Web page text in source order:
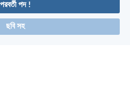
পরবর্তী পদ !
ছবি সহ